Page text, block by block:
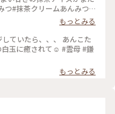
鎌倉
つ#抹茶クリームあんみつ#
もっとみる
ていたら、、、 あんこた
白玉に癒されて☺️ #雲母 #鎌
もっとみる